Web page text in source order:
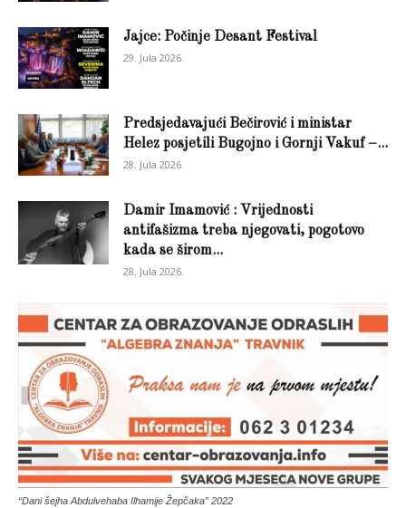
Jajce: Počinje Desant Festival
29. Jula 2026.
Predsjedavajući Bečirović i ministar
Helez posjetili Bugojno i Gornji Vakuf –...
28. Jula 2026.
Damir Imamović : Vrijednosti
antifašizma treba njegovati, pogotovo
kada se širom...
28. Jula 2026.
“Dani šejha Abdulvehaba Ilhamije Žepčaka” 2022